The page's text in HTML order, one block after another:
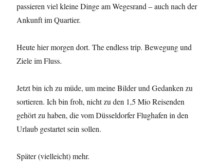
passieren viel kleine Dinge am Wegesrand – auch nach der
Ankunft im Quartier.
Heute hier morgen dort. The endless trip. Bewegung und
Ziele im Fluss.
Jetzt bin ich zu müde, um meine Bilder und Gedanken zu
sortieren. Ich bin froh, nicht zu den 1,5 Mio Reisenden
gehört zu haben, die vom Düsseldorfer Flughafen in den
Urlaub gestartet sein sollen.
Später (vielleicht) mehr.